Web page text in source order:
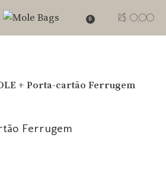
0 R$ 0,00
+ Porta-cartão Ferrugem
Ferrugem